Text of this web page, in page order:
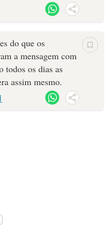
do que os
a mensagem com
todos os dias as
assim mesmo.